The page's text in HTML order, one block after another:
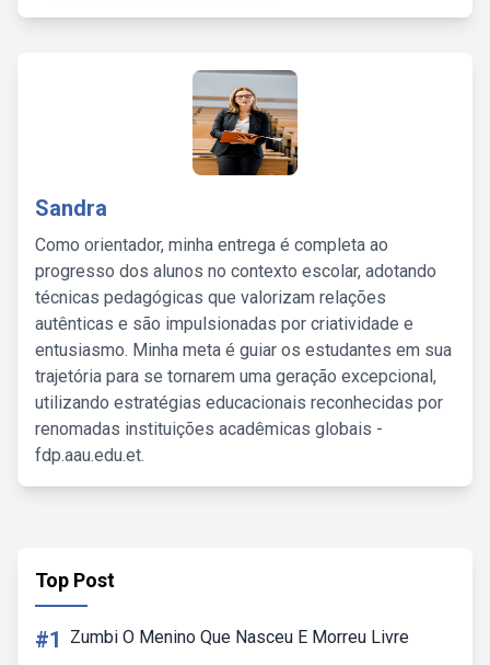
Sandra
Como orientador, minha entrega é completa ao
progresso dos alunos no contexto escolar, adotando
técnicas pedagógicas que valorizam relações
autênticas e são impulsionadas por criatividade e
entusiasmo. Minha meta é guiar os estudantes em sua
trajetória para se tornarem uma geração excepcional,
utilizando estratégias educacionais reconhecidas por
renomadas instituições acadêmicas globais -
fdp.aau.edu.et.
Top Post
#1 Zumbi O Menino Que Nasceu E Morreu Livre